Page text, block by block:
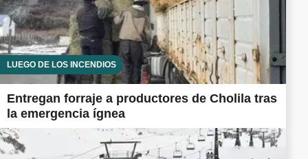
LUEGO DE LOS INCENDIOS
Entregan forraje a productores de Cholila tras
la emergencia ígnea